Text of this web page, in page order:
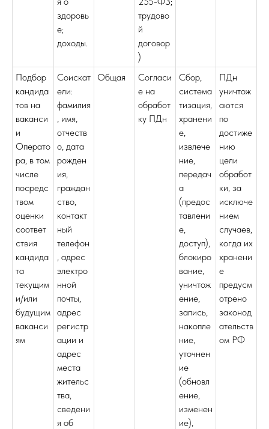
здоровь
е;
доходы.
трудово
й
договор
)
Подбор
кандида
тов на
ваканси
и
Операто
ра, в том
числе
посредс
твом
оценки
соответ
ствия
кандида
та
текущим
и/или
будущим
ваканси
ям
Соискат
ели:
фамилия
, имя,
отчеств
о, дата
рожден
ия,
граждан
ство,
контакт
ный
телефон
, адрес
электро
нной
почты,
адрес
регистр
ации и
адрес
места
жительс
тва,
сведени
я об
Общая
Согласи
е на
обработ
ку ПДн
Сбор,
система
тизация,
хранени
е,
извлече
ние,
передач
а
(предос
тавлени
е,
доступ),
блокиро
вание,
уничтож
ение,
запись,
накопле
ние,
уточнен
ие
(обновл
ение,
изменен
ие),
ПДн
уничтож
аются
по
достиже
нию
цели
обработ
ки, за
исключе
нием
случаев,
когда их
хранени
е
предусм
отрено
законод
ательств
ом РФ